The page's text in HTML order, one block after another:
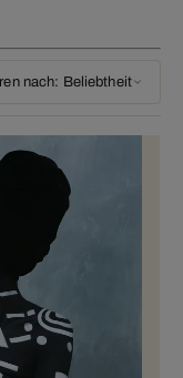
nach: Beliebtheit